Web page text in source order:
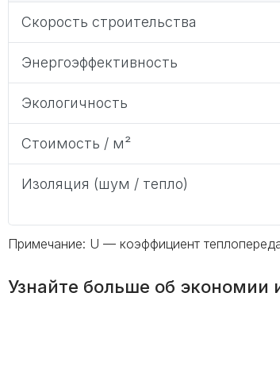
Примечание: U — коэффициент
Скорость строительства
Энергоэффективность
Экологичность
Стоимость / м²
Изоляция (шум / тепло)
Узнайте больше об экономии